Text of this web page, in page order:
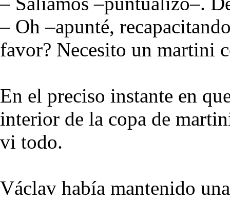
– Oh –apunté,
favor? Necesito un martini
En el preciso instante en
interior de la copa de
vi todo.
Václav había mantenido